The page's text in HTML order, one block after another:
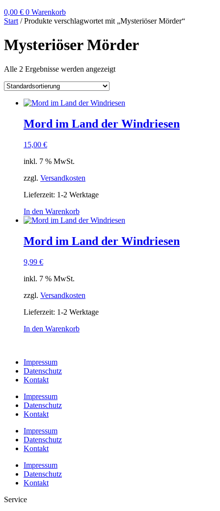
0,00 € 0 Warenkorb
Start / Produkte verschlagwortet mit „Mysteriöser Mörder“
Mysteriöser Mörder
Alle 2 Ergebnisse werden angezeigt
Mord im Land der Windriesen
15,00 €
inkl. 7 % MwSt.
zzgl. Versandkosten
Lieferzeit: 1-2 Werktage
In den Warenkorb
Mord im Land der Windriesen
9,99 €
inkl. 7 % MwSt.
zzgl. Versandkosten
Lieferzeit: 1-2 Werktage
In den Warenkorb
Impressum
Datenschutz
Kontakt
Impressum
Datenschutz
Kontakt
Impressum
Datenschutz
Kontakt
Impressum
Datenschutz
Kontakt
Service